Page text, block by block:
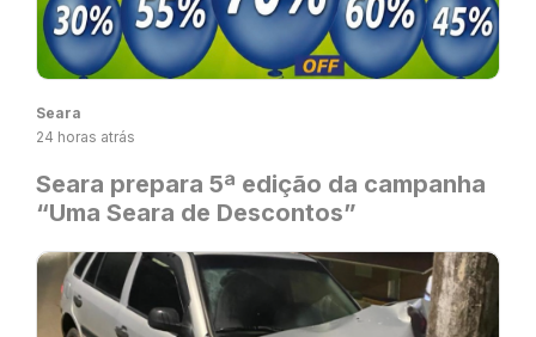
Seara
24 horas atrás
Seara prepara 5ª edição da campanha
“Uma Seara de Descontos”